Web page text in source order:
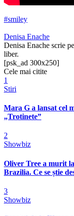
#smiley
Denisa Enache
Denisa Enache scrie
liber.
[psk_ad 300x250]
Cele mai citite
1
Stiri
Mara G a lansat cel
„Trotinete”
2
Showbiz
Oliver Tree a murit
Brazilia. Ce se știe
3
Showbiz